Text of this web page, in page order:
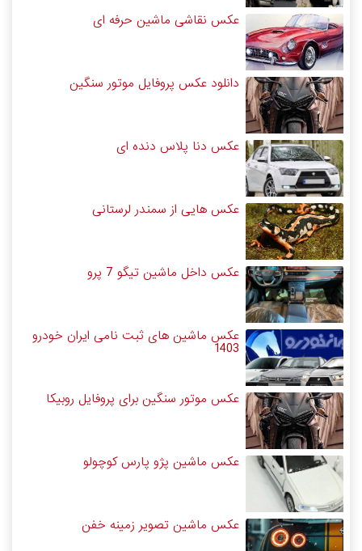
عکس نقاشی ماشین حرفه ای
دانلود عکس پروفایل موتور سنگین
عکس دنا پلاس دنده ای
عکس هایی از سمندر لرستانی
عکس داخل ماشین تیگو 7 پرو
عکس ماشین های ثبت نامی ایران خودرو
1403
عکس موتور سنگین برای پروفایل روبیکا
عکس ماشین پژو پارس کوچولو
عکس ماشین تصویر زمینه خفن